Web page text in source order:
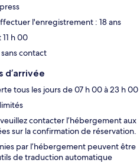
l'enregistrement : 18 ans
h 00
contact
d’arrivée
tous les jours de 07 h 00 à 23 h 00
contacter l’hébergement aux
sur la confirmation de réservation.
par l’hébergement peuvent être
de traduction automatique